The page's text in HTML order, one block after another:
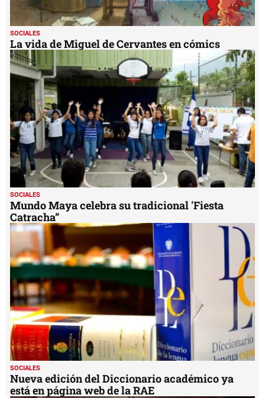
SOCIALES
La vida de Miguel de Cervantes en cómics
SOCIALES
Mundo Maya celebra su tradicional 'Fiesta
Catracha”
SOCIALES
Nueva edición del Diccionario académico ya
está en página web de la RAE